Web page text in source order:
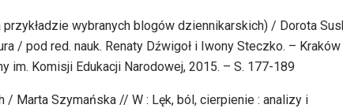
wybranych blogów dziennikarskich) / Dorota
/ pod red. nauk. Renaty Dźwigoł i Iwony Steczko. – Kraków
im. Komisji Edukacji Narodowej, 2015. – S. 177-189
Marta Szymańska // W : Lęk, ból, cierpienie : analizy i